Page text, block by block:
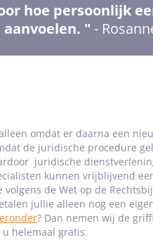
hoe persoonlijk
" -
omdat er daarna een
de juridische procedure
juridische
kunnen vrijblijvend
de Wet op de
jullie alleen nog een
? Dan nemen wij de
helemaal gratis.